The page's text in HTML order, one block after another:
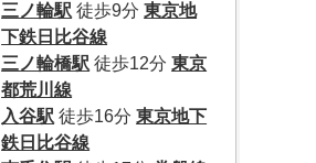
三ノ輪駅 徒歩9分東京地
下鉄日比谷線
三ノ輪橋駅 徒歩12分東京
都荒川線
入谷駅 徒歩16分東京地下
鉄日比谷線